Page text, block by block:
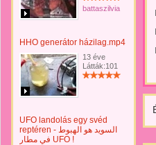
battaszilvia
HHO generátor házilag.mp4
13 éve
Látták:101
UFO landolás egy svéd
reptéren - السويد هو الهبوط
في مطار UFO !